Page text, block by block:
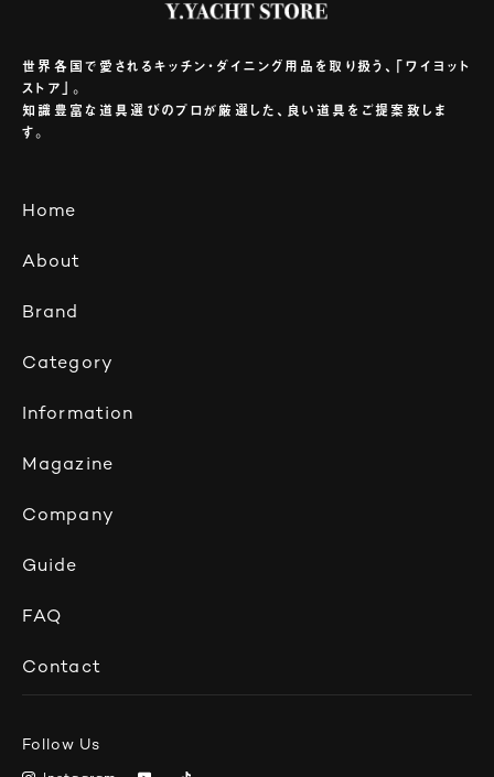
世界各国で愛されるキッチン・ダイニング用品を取り扱う、「ワイヨット
ストア」。
知識豊富な道具選びのプロが厳選した、良い道具をご提案致しま
す。
Home
Brand
Information
Company
FAQ
About
Category
Magazine
Guide
Contact
Follow Us